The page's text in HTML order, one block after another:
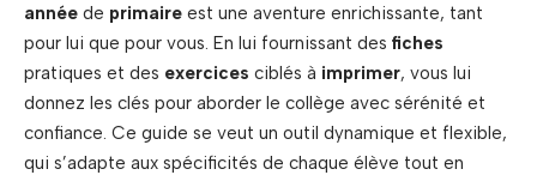
année de primaire est une aventure enrichissante, tant
pour lui que pour vous. En lui fournissant des fiches
pratiques et des exercices ciblés à imprimer, vous lui
donnez les clés pour aborder le collège avec sérénité et
confiance. Ce guide se veut un outil dynamique et flexible,
qui s’adapte aux spécificités de chaque élève tout en